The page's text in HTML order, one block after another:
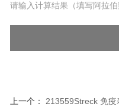
请输入计算结果（填写阿拉
上一个： 213559Streck 免